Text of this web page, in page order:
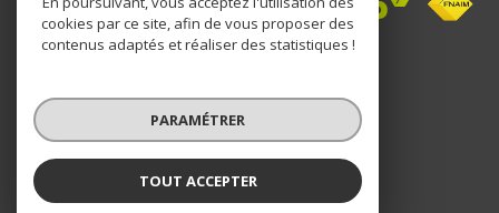
clients
0 avis
cookies par ce site, afin de vous proposer des
contenus adaptés et réaliser des statistiques !
PARAMÉTRER
TOUT ACCEPTER